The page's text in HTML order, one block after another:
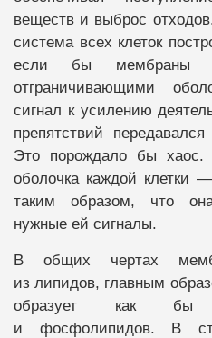
веществ и выброс
система всех клеток
если бы мембраны
отграничивающими
сигнал к усилению
препятствий
Это порождало бы хаос.
оболочка каждой клетки
таким образом, что
нужные ей сигналы.
В общих чертах
из липидов, главным
образует как бы
и фосфолипидов. В